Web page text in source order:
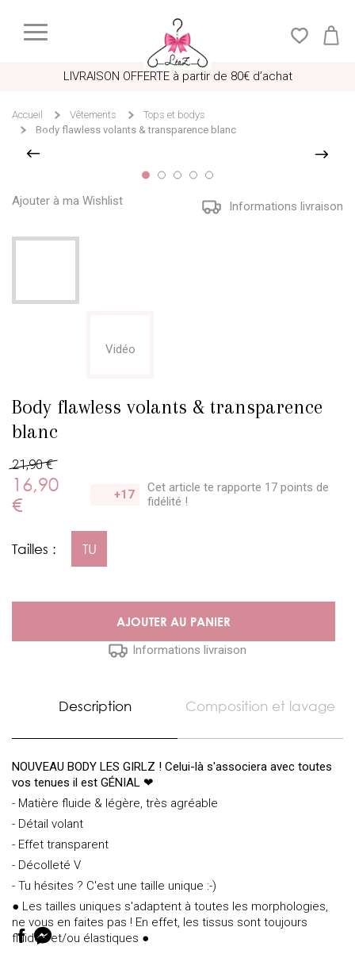
LIVRAISON OFFERTE à partir de 80€ d’achat
Accueil Vêtements
Tops et bodys
Body flawless volants & transparence blanc
Ajouter à ma Wishlist Informations livraison
Vidéo
Body flawless volants & transparence
blanc
21,90 €
16,90
€
+17 Cet article te rapporte 17 points de
fidélité !
Tailles : TU
AJOUTER AU PANIER
Informations livraison
Description Composition et lavage
NOUVEAU BODY LES GIRLZ ! Celui-là s'associera avec toutes
vos tenues il est GÉNIAL ❤
- Matière fluide & légère, très agréable
- Détail volant
- Effet transparent
- Décolleté V
- Tu hésites ? C'est une taille unique :-)
● Les tailles uniques s'adaptent à toutes les morphologies,
ne vous en faites pas ! En effet, les tissus sont toujours
fluides et/ou élastiques ●